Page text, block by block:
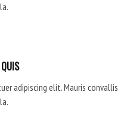
adipiscing elit. Mauris convallis